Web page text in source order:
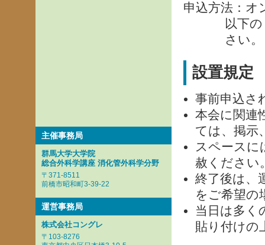
申込方法：オ
以下
さい。
設置規定
事前申込さ
本会に関連
ては、掲示
スペースに
赦ください
終了後は、
をご希望の
当日は多く
貼り付けの
主催事務局
群馬大学大学院
総合外科学講座 消化管外科学分野
〒371-8511
前橋市昭和町3-39-22
運営事務局
株式会社コングレ
〒103-8276